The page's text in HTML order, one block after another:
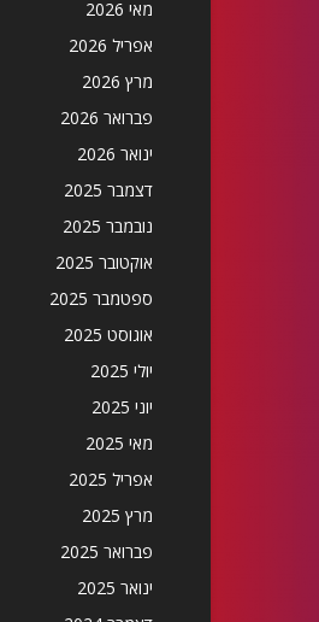
מאי 2026
אפריל 2026
מרץ 2026
פברואר 2026
ינואר 2026
דצמבר 2025
נובמבר 2025
אוקטובר 2025
ספטמבר 2025
אוגוסט 2025
יולי 2025
יוני 2025
מאי 2025
אפריל 2025
מרץ 2025
פברואר 2025
ינואר 2025